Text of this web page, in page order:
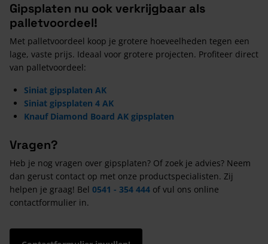
Gipsplaten nu ook verkrijgbaar als
palletvoordeel!
Met palletvoordeel koop je grotere hoeveelheden tegen een
lage, vaste prijs. Ideaal voor grotere projecten. Profiteer direct
van palletvoordeel:
Siniat gipsplaten AK
Siniat gipsplaten 4 AK
Knauf Diamond Board AK gipsplaten
Vragen?
Heb je nog vragen over gipsplaten? Of zoek je advies? Neem
dan gerust contact op met onze productspecialisten. Zij
helpen je graag! Bel 0541 - 354 444 of vul ons online
contactformulier in.